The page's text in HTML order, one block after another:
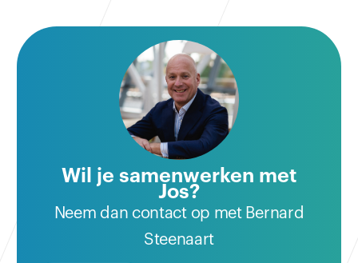
Wil je samenwerken met
Jos?
Neem dan contact op met Bernard
Steenaart